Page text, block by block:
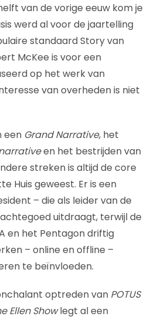
van de vorige eeuw kom je
werd al voor de jaartelling
standaard Story van
McKee is voor een
op het werk van
van overheden is niet
een Grand Narrative, het
en het bestrijden van
streken is altijd de core
Huis geweest. Er is een
– die als leider van de
uitdraagt, terwijl de
en het Pentagon driftig
– online en offline –
te beïnvloeden.
optreden van POTUS
Ellen Showlegt al een